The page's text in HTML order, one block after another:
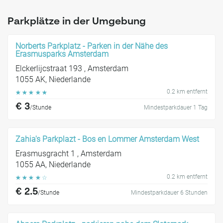
Parkplätze in der Umgebung
Norberts Parkplatz - Parken in der Nähe des
Erasmusparks Amsterdam
Elckerlijcstraat 193 , Amsterdam
1055 AK, Niederlande
☆ ☆ ☆ ☆ ☆ 0.2 km entfernt
€ 3/Stunde Mindestparkdauer 1 Tag
Zahia's Parkplazt - Bos en Lommer Amsterdam West
Erasmusgracht 1 , Amsterdam
1055 AA, Niederlande
☆ ☆ ☆ ☆ ☆ 0.2 km entfernt
€ 2.5/Stunde Mindestparkdauer 6 Stunden